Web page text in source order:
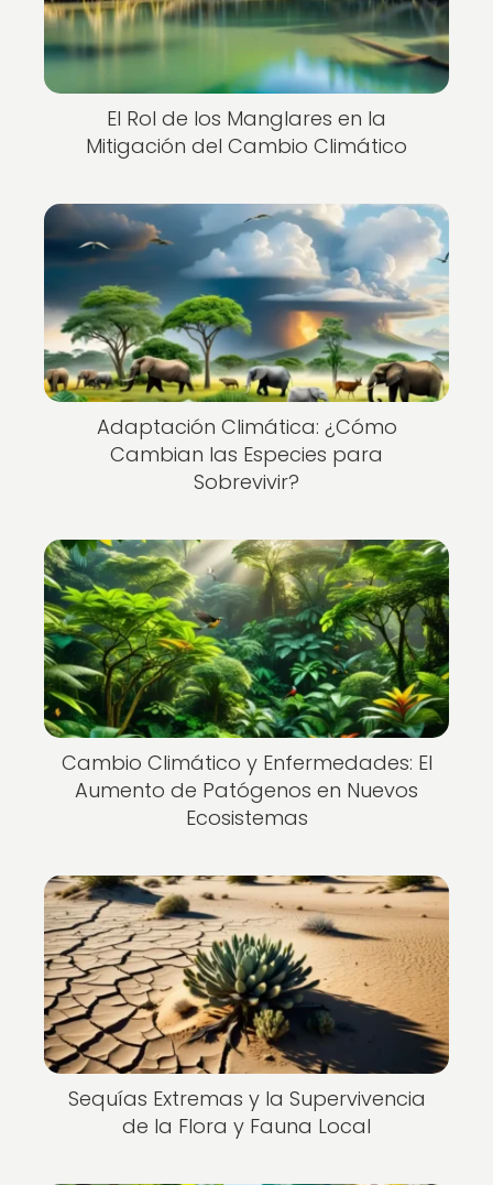
El Rol de los Manglares en la
Mitigación del Cambio Climático
Adaptación Climática: ¿Cómo
Cambian las Especies para
Sobrevivir?
Cambio Climático y Enfermedades: El
Aumento de Patógenos en Nuevos
Ecosistemas
Sequías Extremas y la Supervivencia
de la Flora y Fauna Local